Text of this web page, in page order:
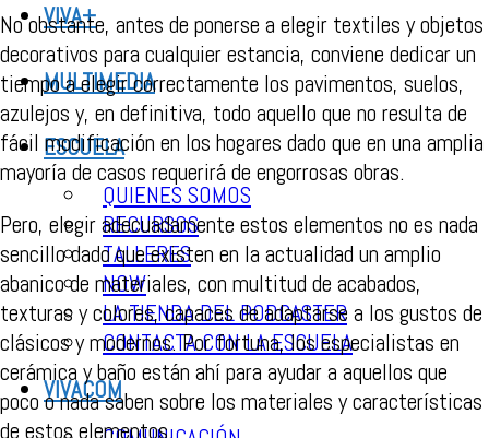
VIVA+
MULTIMEDIA
ESCUELA
QUIENES SOMOS
RECURSOS
TALLERES
NOW
LA TIENDA DEL PODCASTER
CONTACTA CON LA ESCUELA
VIVACOM
No obstante, antes de ponerse a elegir textiles y objetos
decorativos para cualquier estancia, conviene dedicar un
tiempo a elegir correctamente los pavimentos, suelos,
azulejos y, en definitiva, todo aquello que no resulta de
fácil modificación en los hogares dado que en una amplia
mayoría de casos requerirá de engorrosas obras.
Pero, elegir adecuadamente estos elementos no es nada
sencillo dado que existen en la actualidad un amplio
abanico de materiales, con multitud de acabados,
texturas y colores, capaces de adaptarse a los gustos de
clásicos y modernos. Por fortuna, los especialistas en
cerámica y baño están ahí para ayudar a aquellos que
poco o nada saben sobre los materiales y características
de estos elementos.